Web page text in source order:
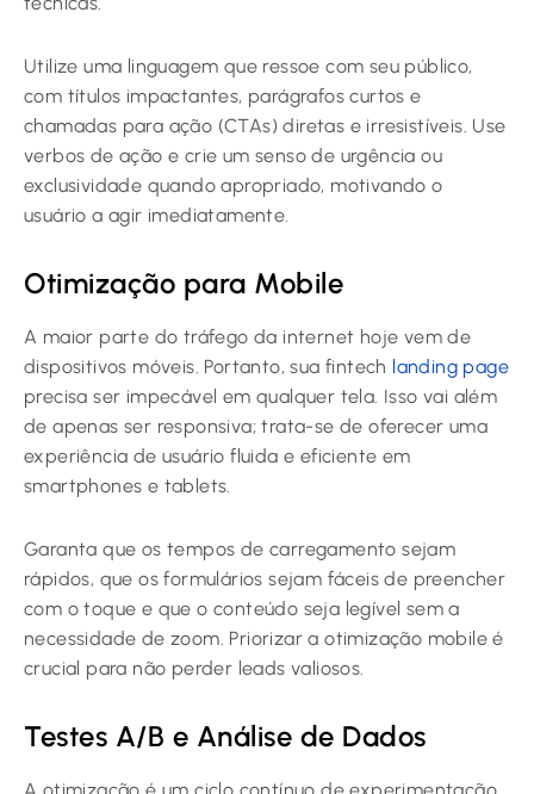
Utilize uma linguagem que ressoe com seu público,
com títulos impactantes, parágrafos curtos e
chamadas para ação (CTAs) diretas e irresistíveis. Use
verbos de ação e crie um senso de urgência ou
exclusividade quando apropriado, motivando o
usuário a agir imediatamente.
Otimização para Mobile
A maior parte do tráfego da internet hoje vem de
dispositivos móveis. Portanto, sua fintech landing page
precisa ser impecável em qualquer tela. Isso vai além
de apenas ser responsiva; trata-se de oferecer uma
experiência de usuário fluida e eficiente em
smartphones e tablets.
Garanta que os tempos de carregamento sejam
rápidos, que os formulários sejam fáceis de preencher
com o toque e que o conteúdo seja legível sem a
necessidade de zoom. Priorizar a otimização mobile é
crucial para não perder leads valiosos.
Testes A/B e Análise de Dados